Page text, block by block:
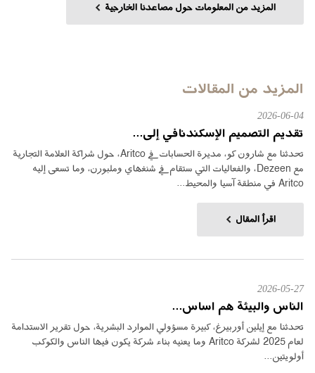
المزيد من المعلومات حول مصاعدنا الخارجية
المزيد من المقالات
2026-06-04
تقديم التصميم الإسكندنافي إلى...
تحدثنا مع شارون كو، مديرة الحسابات في Aritco، حول شراكة العلامة التجارية
مع Dezeen، والفعاليات التي ستقام في شنغهاي وملبورن، وما تسعى إليه
Aritco في منطقة آسيا والمحيط...
اقرأ المقال
2026-05-27
الناس والبيئة هم اساس...
تحدثنا مع إيلين أوربيرغ، كبيرة مسؤولي الموارد البشرية، حول تقرير الاستدامة
لعام 2025 لشركة Aritco وما يعنيه بناء شركة يكون فيها الناس والكوكب
أولويتين...